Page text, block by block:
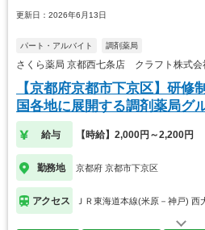
更新日：2026年6月13日
パート・アルバイト 調剤薬局
さくら薬局 京都西七条店 クラフト株式会
【京都府京都市下京区】研
国各地に展開する調剤薬局グ
給与 【時給】2,000円～2,200円
勤務地 京都府 京都市下京区
アクセス ＪＲ東海道本線(米原－神戸) 西